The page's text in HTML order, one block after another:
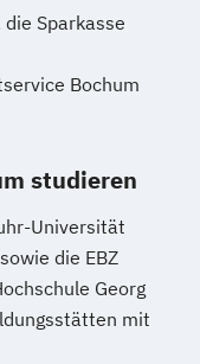
Sparkasse
Bochum
studieren
Universität
die EBZ
Georg
mit